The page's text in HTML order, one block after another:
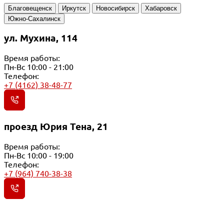
Благовещенск Иркутск Новосибирск
Хабаровск
Южно-Сахалинск
ул. Мухина, 114
Время работы:
Пн-Вс 10:00 - 21:00
Телефон:
+7 (4162) 38-48-77
проезд Юрия Тена, 21
Время работы:
Пн-Вс 10:00 - 19:00
Телефон:
+7 (964) 740-38-38